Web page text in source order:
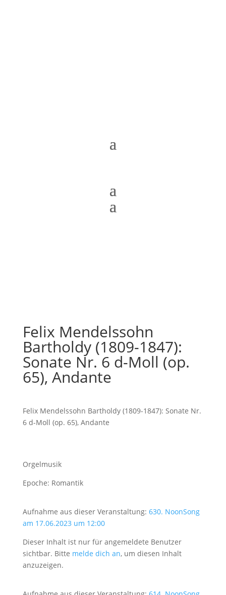
Felix Mendelssohn
Bartholdy (1809-1847):
Sonate Nr. 6 d-Moll (op.
65), Andante
Felix Mendelssohn Bartholdy (1809-1847): Sonate Nr.
6 d-Moll (op. 65), Andante
Orgelmusik
Epoche: Romantik
Aufnahme aus dieser Veranstaltung: 630. NoonSong
am 17.06.2023 um 12:00
Dieser Inhalt ist nur für angemeldete Benutzer
sichtbar. Bitte melde dich an, um diesen Inhalt
anzuzeigen.